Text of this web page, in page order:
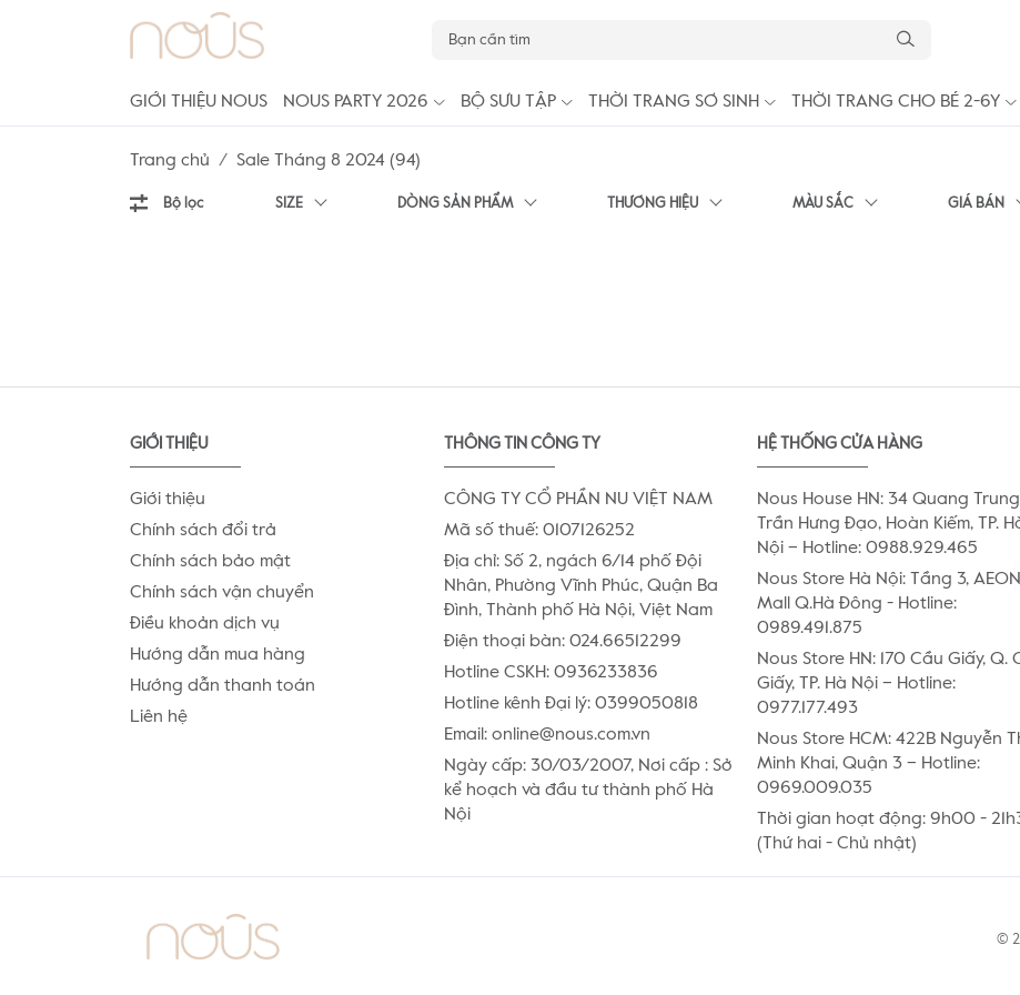
GIỚI THIỆU NOUS NOUS PARTY 2026 BỘ SƯU TẬP THỜI TRANG SƠ SINH THỜI TRANG CHO BÉ 2-6Y
Trang chủ Sale Tháng 8 2024 (94)
Bộ lọc SIZE DÒNG SẢN PHẨM THƯƠNG HIỆU MÀU SẮC GIÁ BÁN
GIỚI THIỆU
Giới thiệu
Chính sách đổi trả
Chính sách bảo mật
Chính sách vận chuyển
Điều khoản dịch vụ
Hướng dẫn mua hàng
Hướng dẫn thanh toán
Liên hệ
THÔNG TIN CÔNG TY
CÔNG TY CỔ PHẦN NU VIỆT NAM
Mã số thuế: 0107126252
Địa chỉ: Số 2, ngách 6/14 phố Đội
Nhân, Phường Vĩnh Phúc, Quận Ba
Đình, Thành phố Hà Nội, Việt Nam
Điện thoại bàn: 024.66512299
Hotline CSKH: 0936233836
Hotline kênh Đại lý: 0399050818
Email: online@nous.com.vn
Ngày cấp: 30/03/2007, Nơi cấp : Sở
kể hoạch và đầu tư thành phố Hà
Nội
HỆ THỐNG CỬA HÀNG
Nous House HN: 34 Quang
Trần Hưng Đạo, Hoàn Kiếm, TP.
Nội – Hotline: 0988.929.465
Nous Store Hà Nội: Tầng 3, AEON
Mall Q.Hà Đông - Hotline:
0989.491.875
Nous Store HN: 170 Cầu Giấy, Q.
Giấy, TP. Hà Nội – Hotline:
0977.177.493
Nous Store HCM: 422B Nguyễn
Minh Khai, Quận 3 – Hotline:
0969.009.035
Thời gian hoạt động: 9h00 -
(Thứ hai - Chủ nhật)
©